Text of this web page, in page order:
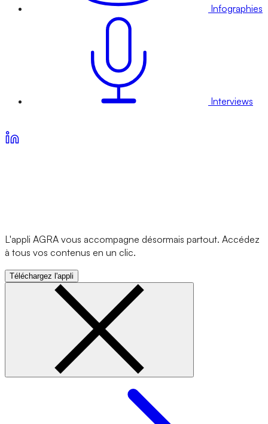
Infographies
Interviews
L'appli AGRA vous accompagne désormais partout. Accédez
à tous vos contenus en un clic.
Téléchargez l'appli